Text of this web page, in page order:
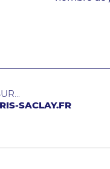
SACLAY.FR